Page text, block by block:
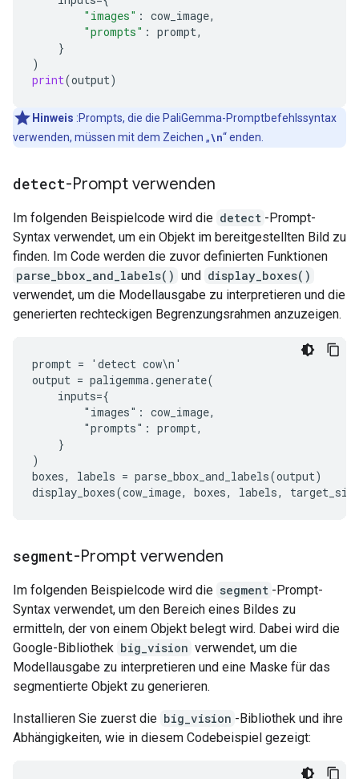
"images" : cow_image,
"prompts" : prompt,
}
)
print(output)
Hinweis :Prompts, die die PaliGemma-Promptbefehlssyntax
verwenden, müssen mit dem Zeichen „\n“ enden.
detect-Prompt verwenden
Im folgenden Beispielcode wird die detect -Prompt-
Syntax verwendet, um ein Objekt im bereitgestellten Bild zu
finden. Im Code werden die zuvor definierten Funktionen
parse_bbox_and_labels() und display_boxes()
verwendet, um die Modellausgabe zu interpretieren und die
generierten rechteckigen Begrenzungsrahmen anzuzeigen.
prompt = 'detect cow\n'
output = paligemma.generate(
    inputs={
        "images": cow_image,
        "prompts": prompt,
    }
)
boxes, labels = parse_bbox_and_labels(output)
segment-Prompt verwenden
Im folgenden Beispielcode wird die segment -Prompt-
Syntax verwendet, um den Bereich eines Bildes zu
ermitteln, der von einem Objekt belegt wird. Dabei wird die
Google-Bibliothek big_vision verwendet, um die
Modellausgabe zu interpretieren und eine Maske für das
segmentierte Objekt zu generieren.
Installieren Sie zuerst die big_vision -Bibliothek und ihre
Abhängigkeiten, wie in diesem Codebeispiel gezeigt: